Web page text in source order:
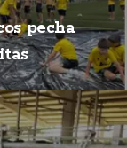
pecha